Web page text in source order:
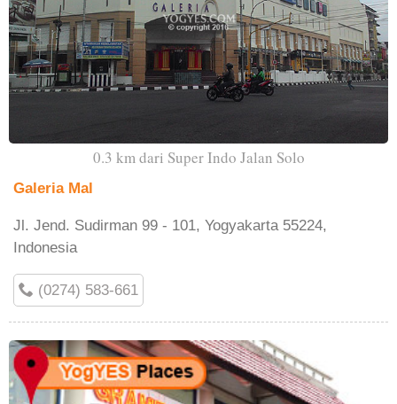
0.3 km dari Super Indo Jalan Solo
Galeria Mal
Jl. Jend. Sudirman 99 - 101, Yogyakarta 55224,
Indonesia
(0274) 583-661